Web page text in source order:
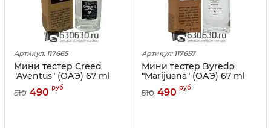
Артикул: 117665
Мини тестер Creed
"Aventus" (ОАЭ) 67 ml
510 490 руб
Артикул: 117657
Мини тестер Byredo
"Marijuana" (ОАЭ) 67 ml
510 490 руб